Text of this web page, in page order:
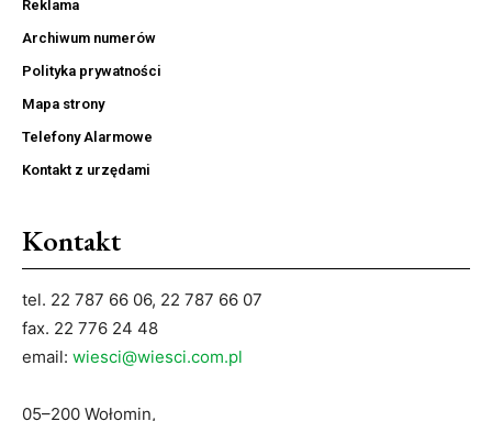
Reklama
Archiwum numerów
Polityka prywatności
Mapa strony
Telefony Alarmowe
Kontakt z urzędami
Kontakt
tel. 22 787 66 06, 22 787 66 07
fax. 22 776 24 48
email: wiesci@wiesci.com.pl
05–200 Wołomin,